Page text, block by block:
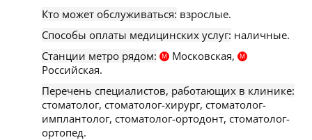
Кто может обслуживаться: взрослые.
Способы оплаты медицинских услуг: наличные.
Станции метро рядом:
М Московская, М
Российская.
Перечень специалистов, работающих в клинике:
стоматолог, стоматолог-хирург, стоматолог-
имплантолог, стоматолог-ортодонт, стоматолог-
ортопед.